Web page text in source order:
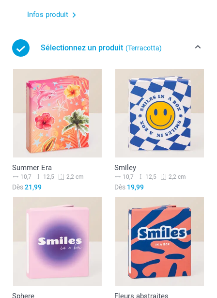
Infos produit
Sélectionnez un produit (Terracotta)
Summer Era
10,7 12,5 2,2 cm
Dès21,99
Smiley
10,7 12,5 2,2 cm
Dès19,99
Sphere Fleurs abstraites